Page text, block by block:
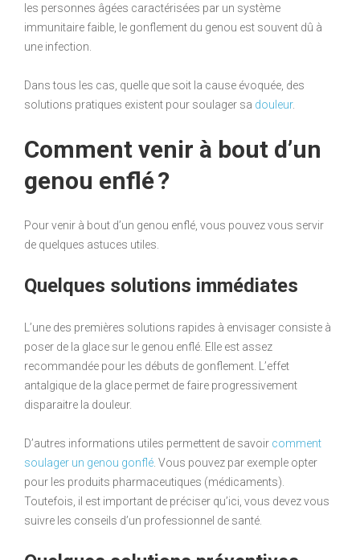
les personnes âgées caractérisées par un système
immunitaire faible, le gonflement du genou est souvent dû à
une infection.
Dans tous les cas, quelle que soit la cause évoquée, des
solutions pratiques existent pour soulager sa douleur.
Comment venir à bout d’un
genou enflé ?
Pour venir à bout d’un genou enflé, vous pouvez vous servir
de quelques astuces utiles.
Quelques solutions immédiates
L’une des premières solutions rapides à envisager consiste à
poser de la glace sur le genou enflé. Elle est assez
recommandée pour les débuts de gonflement. L’effet
antalgique de la glace permet de faire progressivement
disparaitre la douleur.
D’autres informations utiles permettent de savoir comment
soulager un genou gonflé . Vous pouvez par exemple opter
pour les produits pharmaceutiques (médicaments).
Toutefois, il est important de préciser qu’ici, vous devez vous
suivre les conseils d’un professionnel de santé.